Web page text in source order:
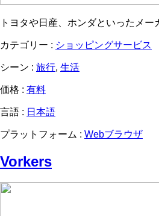
トヨタや日産、ホンダといったメ
カテゴリー : ショッピングサービス
シーン : 旅行, 生活
価格 : 有料
言語 : 日本語
プラットフォーム : Webブラウザ
Vorkers